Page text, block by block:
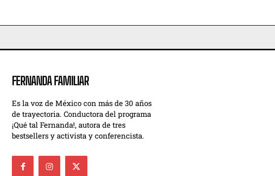
FERNANDA FAMILIAR
Es la voz de México con más de 30 años
de trayectoria. Conductora del programa
¡Qué tal Fernanda!, autora de tres
bestsellers y activista y conferencista.